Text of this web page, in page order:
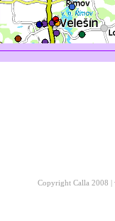
Copyright Calla 2008 |